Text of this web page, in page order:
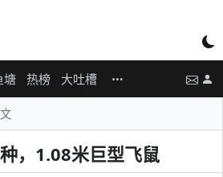
塘 热榜 大吐槽
，1.08米巨型飞鼠